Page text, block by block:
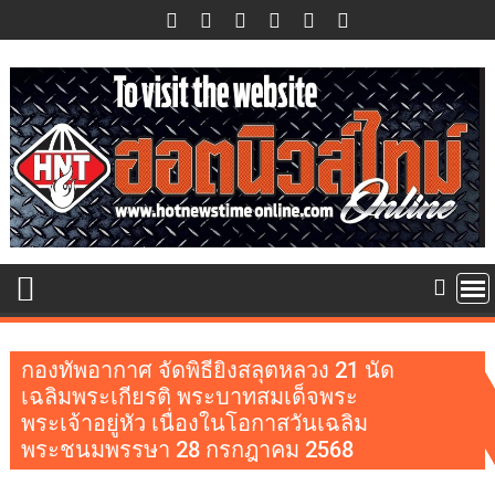
to
content
กองทัพอากาศ จัดพิธียิงสลุตหลวง 21 นัด
เฉลิมพระเกียรติ พระบาทสมเด็จพระ
พระเจ้าอยู่หัว เนื่องในโอกาสวันเฉลิม
พระชนมพรรษา 28 กรกฎาคม 2568